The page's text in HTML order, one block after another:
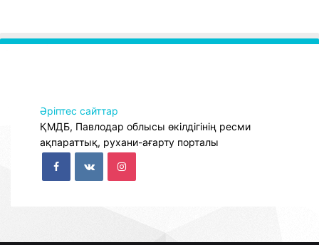
Әріптес сайттар
ҚМДБ, Павлодар облысы өкілдігінің ресми
ақпараттық, рухани-ағарту порталы